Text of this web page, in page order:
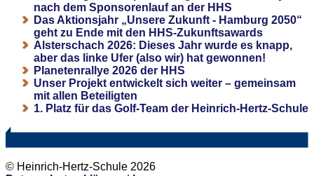
nach dem Sponsorenlauf an der HHS
Das Aktionsjahr „Unsere Zukunft - Hamburg 2050“
geht zu Ende mit den HHS-Zukunftsawards
Alsterschach 2026: Dieses Jahr wurde es knapp,
aber das linke Ufer (also wir) hat gewonnen!
Planetenrallye 2026 der HHS
Unser Projekt entwickelt sich weiter – gemeinsam
mit allen Beteiligten
1. Platz für das Golf-Team der Heinrich-Hertz-Schule
© Heinrich-Hertz-Schule 2026